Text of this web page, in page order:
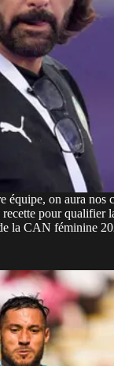
équipe, on aura nos
pour qualifier
la CAN féminine